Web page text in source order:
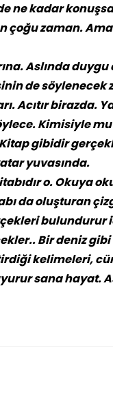
ne kadar
çoğu zaman.
Aslında
de söylenecek
Acıtır birazda.
Kimisiyle
gibidir
yuvasında.
o. Okuya
da oluşturan
bulundurur
Bir deniz gibi
kelimeleri,
sana hayat.